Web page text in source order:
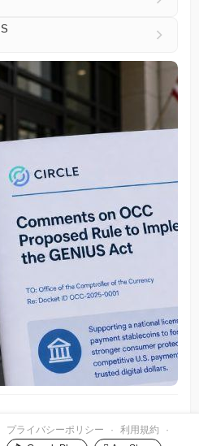
プライバシーポリシー · 利用規約
·